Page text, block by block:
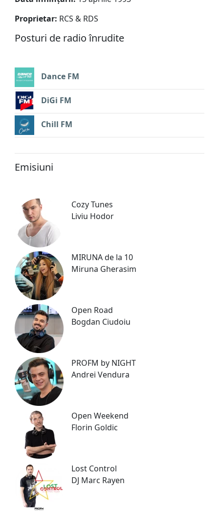
Proprietar: RCS & RDS
Posturi de radio înrudite
Dance FM
DiGi FM
Chill FM
Emisiuni
Cozy Tunes
Liviu Hodor
MIRUNA de la 10
Miruna Gherasim
Open Road
Bogdan Ciudoiu
PROFM by NIGHT
Andrei Vendura
Open Weekend
Florin Goldic
Lost Control
DJ Marc Rayen